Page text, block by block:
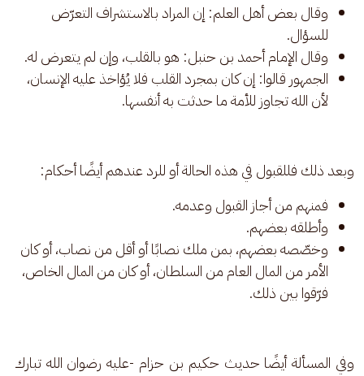
وقال بعض أهل العلم: إن المراد بالاستشراف التعرّض
للسؤال.
وقال الإمام أحمد بن حنبل: هو بالقلب، وإن لم يتعرض له.
الجمهور قالوا: إن كان بمجرد القلب فلا يُؤاخذ عليه الإنسان،
لأن الله تجاوز للأمة ما حدثت به أنفسها.
وبعد ذلك فللقبول في هذه الحالة أو للرد عندهم أيضًا أحكام:
فمنهم من أجاز القبول وعدمه.
وأطلقه بعضهم.
وخصّصه بعضهم، بمن ملك نصابًا أو أقل من نصاب، أو كان
الأمر من المال العام من السلطان، أو كان من المال الخاص،
فرّقوا بين ذلك.
وفي المسألة أيضًا حديث حكيم بن حزام -عليه رضوان الله تبارك